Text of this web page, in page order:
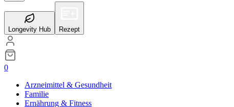
Longevity Hub Rezept
0
Arzneimittel & Gesundheit
Familie
Ernährung & Fitness